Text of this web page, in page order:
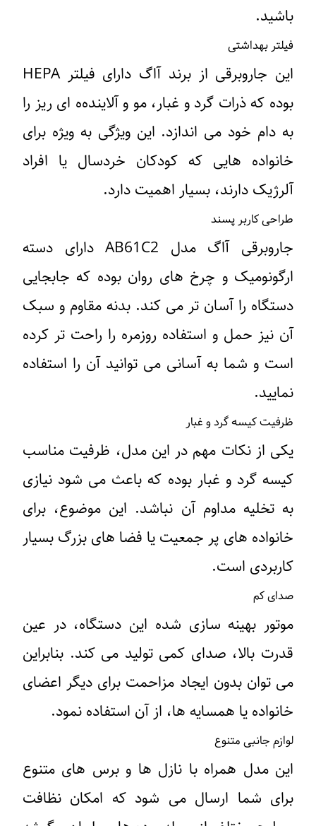
باشید.
فیلتر بهداشتی
این جاروبرقی از برند آاگ دارای فیلتر HEPA
بوده که ذرات گرد و غبار، مو و آلاینده‌ه ای ریز را
به دام خود می ‌اندازد. این ویژگی به ‌ویژه برای
خانواده‌ هایی که کودکان خردسال یا افراد
آلرژیک دارند، بسیار اهمیت دارد.
طراحی کاربر پسند
جاروبرقی آاگ مدل AB61C2 دارای دسته
ارگونومیک و چرخ ‌های روان بوده که جابجایی
دستگاه را آسان تر می ‌کند. بدنه مقاوم و سبک
آن نیز حمل و استفاده روزمره را راحت تر کرده
است و شما به آسانی می توانید آن را استفاده
نمایید.
ظرفیت کیسه گرد و غبار
یکی از نکات مهم در این مدل، ظرفیت مناسب
کیسه گرد و غبار بوده که باعث می ‌شود نیازی
به تخلیه مداوم آن نباشد. این موضوع، برای
خانواده‌ های پر جمعیت یا فضا های بزرگ بسیار
کاربردی است.
صدای کم
موتور بهینه‌ سازی ‌شده این دستگاه، در عین
قدرت بالا، صدای کمی تولید می ‌کند. بنابراین
می ‌توان بدون ایجاد مزاحمت برای دیگر اعضای
خانواده یا همسایه ‌ها، از آن استفاده نمود.
لوازم جانبی متنوع
این مدل همراه با نازل ‌ها و برس ‌های متنوع
برای شما ارسال می‌ شود که امکان نظافت